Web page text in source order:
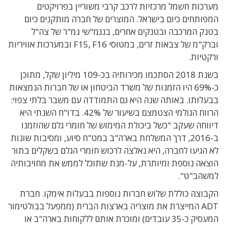
מערכות חשמל מרכזיות לרכב קרבי משוריין בפרויקטים
המפותחים כיום בישראל. המוצרים של חברה מותקנים כיום
בטנק המרכבה ובטנקים אחרים, בנגמ"שי נמ"ר של צה"ל
וברק"מ של צבאות זרים, במטוסי F15, F16 ובמערכות אוויריות
ורקטיות.
בשנת 2018 הסתכמו מכירותיה בכ-109 מיליון שקל, מתוכן
כ-69% היו הזמנות של משרד הביטחון או של חברות הנמצאות
בבעלותו. באותה שנה היא גם התמודדה עם משבר בלתי צפוי:
הרווח הגולמי הצטמצם בשיעור של 42%. בדו"ח השנתי היא
דיווחה שעקב "כשל ביכולת המימוש של חומרי גלם שהוזמנו
ב-2016, דרך המשלחת בארה"ב במט"ח סיוע, ומסיבות שונות
לא הגיעו לחברה, היא נאלצה לרכוש חומרי הגלם בשקלים בתור
הוצאה נוספת ומיותרת, על-מנת שתוכל לממש את מחויבותיה
למשהב"ט".
הקבוצה כוללת שלוש חברות נוספות בבעלות אימקו. חברת
ADT המייצרת את מוצריה בארצות הברית (ממפעל בבולטימור
המעסיק כ-35 עובדים) ומוכרת אותם ללקוחות בארה"ב או